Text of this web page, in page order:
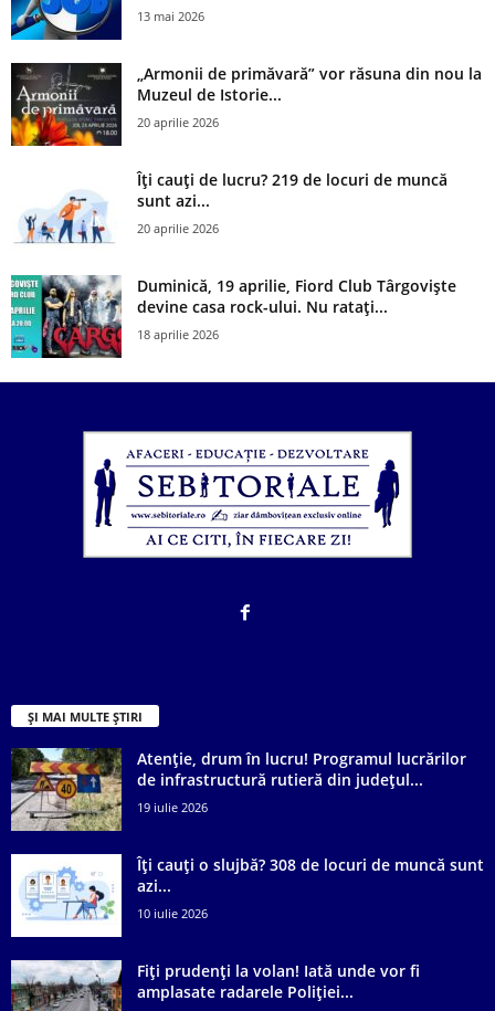
13 mai 2026
„Armonii de primăvară” vor răsuna din nou la
Muzeul de Istorie...
20 aprilie 2026
Îți cauți de lucru? 219 de locuri de muncă
sunt azi...
20 aprilie 2026
Duminică, 19 aprilie, Fiord Club Târgoviște
devine casa rock-ului. Nu ratați...
18 aprilie 2026
ȘI MAI MULTE ȘTIRI
Atenție, drum în lucru! Programul lucrărilor
de infrastructură rutieră din județul...
19 iulie 2026
Îți cauți o slujbă? 308 de locuri de muncă sunt
azi...
10 iulie 2026
Fiți prudenți la volan! Iată unde vor fi
amplasate radarele Poliției...